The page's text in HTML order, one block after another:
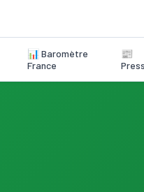
📊 Baromètre
France
📰